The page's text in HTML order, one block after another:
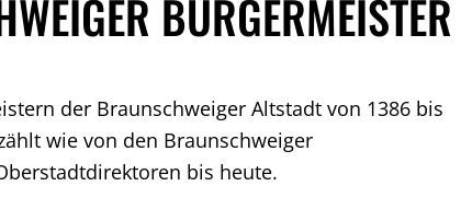
BÜRGERMEISTER
der Braunschweiger Altstadt von 1386 bis
wie von den Braunschweiger
bis heute.